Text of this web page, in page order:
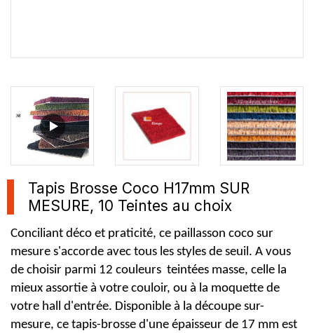
Tapis Brosse Coco H17mm SUR
MESURE, 10 Teintes au choix
Conciliant déco et praticité, ce paillasson coco sur
mesure s'accorde avec tous les styles de seuil. A vous
de choisir parmi 12 couleurs teintées masse, celle la
mieux assortie à votre couloir, ou à la moquette de
votre hall d'entrée. Disponible à la découpe sur-
mesure, ce tapis-brosse d'une épaisseur de 17 mm est